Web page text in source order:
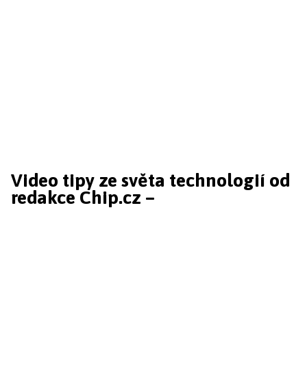
Video tipy ze světa technologií od
redakce Chip.cz –